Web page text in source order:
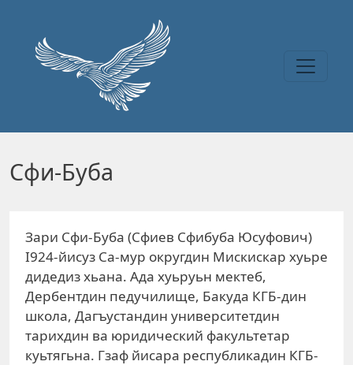
Сфи-Буба
Зари Сфи-Буба (Сфиев Сфибуба Юсуфович)
I924-йисуз Са-мур округдин Мискискар хуьре
дидедиз хьана. Ада хуьруьн мектеб,
Дербентдин педучилище, Бакуда КГБ-дин
школа, Дагъустандин университетдин
тарихдин ва юридический факультетар
куьтягьна. Гзаф йисара республикадин КГБ-